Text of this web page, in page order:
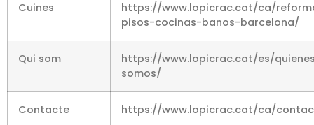
Cuines
https://www.lopicrac.cat/ca/
pisos-cocinas-banos-barcelona/
Qui som
https://www.lopicrac.cat/es/
somos/
Contacte https://www.lopicrac.cat/ca/